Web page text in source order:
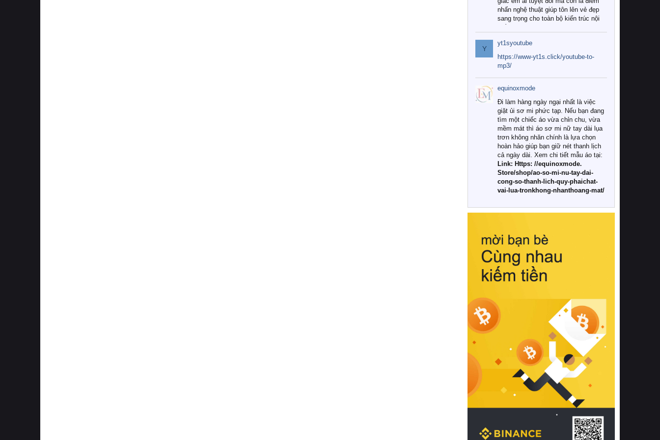
nhấn nghệ thuật giúp tôn lên vẻ đẹp
sang trọng cho toàn bộ kiến trúc nội
Tuy nhiên, giữa thị trường đa dạng
với vô vàn thương hiệu và mẫu mã
như hiện nay, làm thế nào để chọn
được những bộ chăn ga gối đệm cao
cấp thực sự chất lượng, phù hợp với
khí hậu và nhu cầu sử dụng của gia
đình? Hãy cùng chúng tôi đi tìm lời
giải đáp chi tiết qua bài viết dưới đây.
1. Tại sao các gia đình hiện đại lại ưa
chuộng chăn ga gối đệm cao cấp?
Khác với các dòng sản phẩm thông
thường, những bộ chăn ga gối đệm
cao cấp trải qua quy trình sản xuất
nghiêm ngặt từ khâu chọn lọc nguyên
liệu tự nhiên đến công nghệ dệt
nhuộm hiện đại không chứa hóa chất
này, bạn sẽ cảm nhận rõ rệt sự khác
hồi chuẩn xác của phần đệm nâng đỡ
cột sống.
Bên cạnh đó, việc lựa chọn các dòng
sản phẩm đạt chuẩn chất lượng quốc
tế còn giúp ngăn ngừa tình trạng kích
khuẩn và nấm mốc trong điều kiện
thời tiết nóng ẩm. Bạn có thể tìm hiểu
thêm các nghiên cứu khoa học về tác
động của giấc ngủ và môi trường
phòng ngủ đối với sức khỏe con
người tại Sleep Foundation (External
Link) để có cái nhìn toàn diện hơn.
2. Các tiêu chí vàng khi lựa chọn
chăn ga gối đệm cao cấp cho phòng
ngủ
Để sở hữu một bộ chăn ga gối đệm
cao cấp hoàn hảo cả về thẩm mỹ lẫn
công năng, người tiêu dùng cần cân
nhắc kỹ lưỡng các tiêu chí quan trọng
Y
yt1syoutube
https://www-yt1s.click/youtube-to-
mp3/
equinoxmode
Đi làm hàng ngày ngại nhất là việc
giặt ủi sơ mi phức tạp. Nếu bạn đang
tìm một chiếc áo vừa chỉn chu, vừa
mềm mát thì áo sơ mi nữ tay dài lụa
trơn không nhăn chính là lựa chọn
hoàn hảo giúp bạn giữ nét thanh lịch
cả ngày dài. Xem chi tiết mẫu áo tại:
Link: Https: //equinoxmode.
Store/shop/ao-so-mi-nu-tay-dai-
cong-so-thanh-lich-quy-phaichat-
vai-lua-tronkhong-nhanthoang-mat/